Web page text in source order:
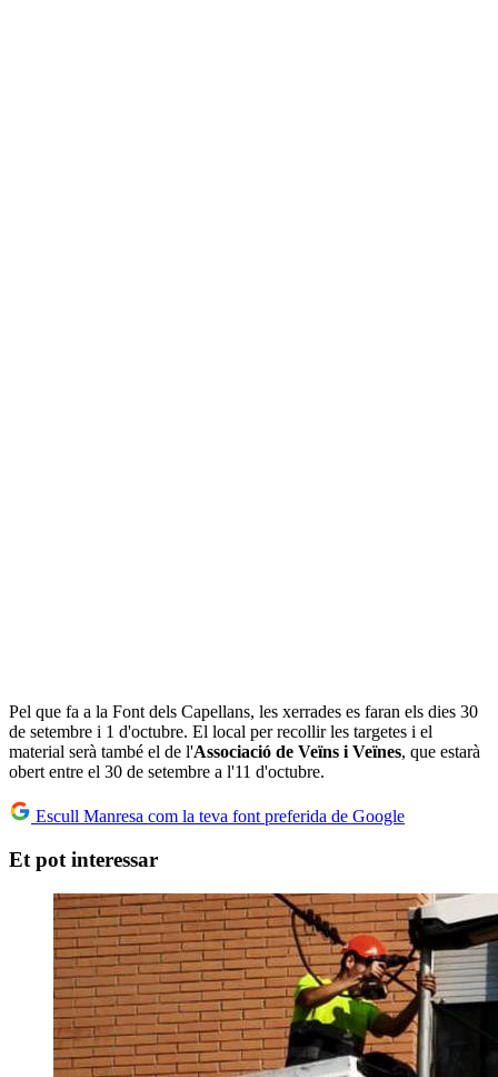
Pel que fa a la Font dels Capellans, les xerrades es faran els dies 30
de setembre i 1 d'octubre. El local per recollir les targetes i el
material serà també el de l'Associació de Veïns i Veïnes, que estarà
obert entre el 30 de setembre a l'11 d'octubre.
Escull Manresa com la teva font preferida de Google
Et pot interessar